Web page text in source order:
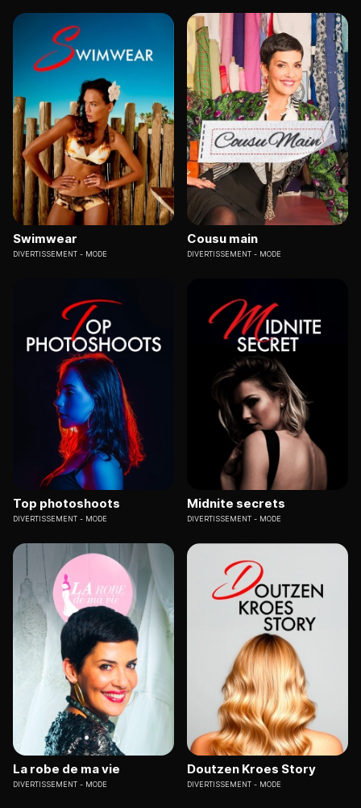
Swimwear
DIVERTISSEMENT MODE
Cousu main
DIVERTISSEMENT MODE
Top photoshoots
DIVERTISSEMENT MODE
Midnite secrets
DIVERTISSEMENT MODE
La robe de ma vie
DIVERTISSEMENT MODE
Doutzen Kroes Story
DIVERTISSEMENT MODE